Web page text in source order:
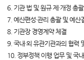
6. 기관 법 및 원규 제·개정 총
7. 예산편성·관리 총괄 및 예산
8. 기관장 경영계약 체결
9. 국내·외 유관기관과의 협력
10. 정부정책 이행 업무 및 국